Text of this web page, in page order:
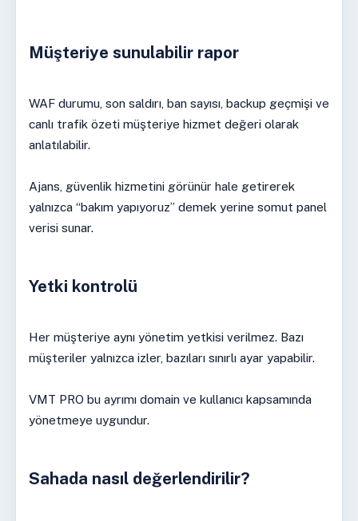
Müşteriye sunulabilir rapor
WAF durumu, son saldırı, ban sayısı, backup geçmişi ve
canlı trafik özeti müşteriye hizmet değeri olarak
anlatılabilir.
Ajans, güvenlik hizmetini görünür hale getirerek
yalnızca “bakım yapıyoruz” demek yerine somut panel
verisi sunar.
Yetki kontrolü
Her müşteriye aynı yönetim yetkisi verilmez. Bazı
müşteriler yalnızca izler, bazıları sınırlı ayar yapabilir.
VMT PRO bu ayrımı domain ve kullanıcı kapsamında
yönetmeye uygundur.
Sahada nasıl değerlendirilir?